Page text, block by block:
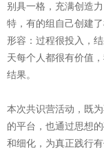
别具一格，充满创造
特，有的组自己创建
形容：过程很投入，
天每个人都很有价值
结果。
本次共识营活动，既
的平台，也通过思想
和细化，为真正践行